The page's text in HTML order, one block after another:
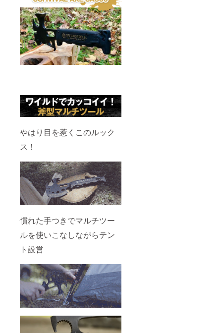
やはり目を惹くこのルック
ス！
慣れた手つきでマルチツー
ルを使いこなしながらテン
ト設営